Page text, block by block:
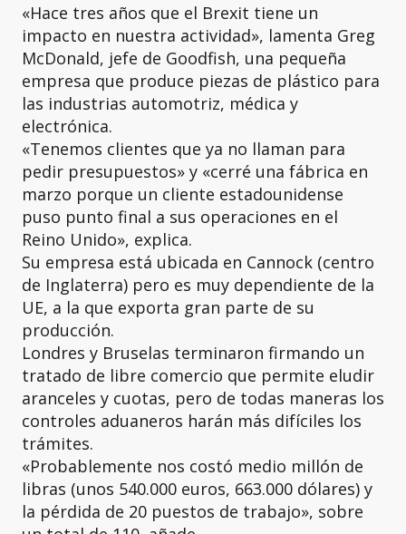
«Hace tres años que el Brexit tiene un
impacto en nuestra actividad», lamenta Greg
McDonald, jefe de Goodfish, una pequeña
empresa que produce piezas de plástico para
las industrias automotriz, médica y
electrónica.
«Tenemos clientes que ya no llaman para
pedir presupuestos» y «cerré una fábrica en
marzo porque un cliente estadounidense
puso punto final a sus operaciones en el
Reino Unido», explica.
Su empresa está ubicada en Cannock (centro
de Inglaterra) pero es muy dependiente de la
UE, a la que exporta gran parte de su
producción.
Londres y Bruselas terminaron firmando un
tratado de libre comercio que permite eludir
aranceles y cuotas, pero de todas maneras los
controles aduaneros harán más difíciles los
trámites.
«Probablemente nos costó medio millón de
libras (unos 540.000 euros, 663.000 dólares) y
la pérdida de 20 puestos de trabajo», sobre